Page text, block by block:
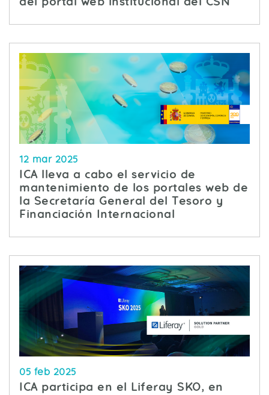
12 mar 2025
ICA lleva a cabo el servicio de
mantenimiento de los portales web de
la Secretaría General del Tesoro y
Financiación Internacional
05 feb 2025
ICA participa en el Liferay SKO, en